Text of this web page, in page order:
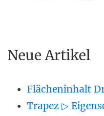
Neue Artikel
Flächeninhalt
Trapez ▷